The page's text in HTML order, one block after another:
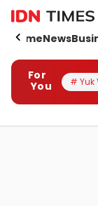
HomeNews
For
You
# Yuk